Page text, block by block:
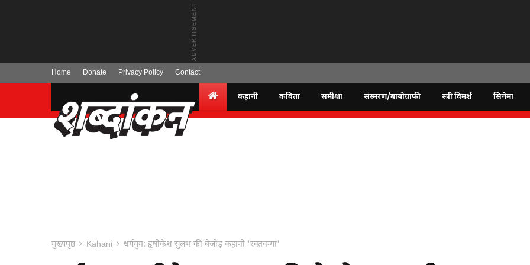
Home Donate Privacy Policy Contact
कहानी कविता समीक्षा संस्मरण/बायोग्राफी स्त्री विमर्श सिनेमा
मुख्यपृष्ठ Kahani धर्मयुग: हृषीकेश सुलभ की बेजोड़ कहानी 'रक्तवन्या'